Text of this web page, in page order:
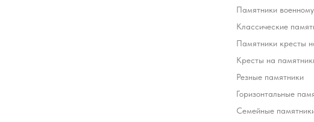
Памятники военному
Классические
Памятники кресты
Кресты на
Резные памятники
Горизонтальные
Семейные